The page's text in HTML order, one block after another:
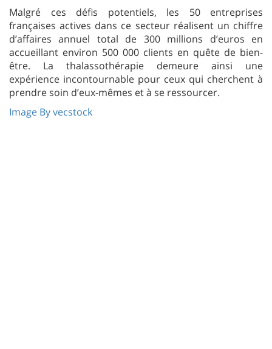
Malgré ces défis potentiels, les 50 entreprises
françaises actives dans ce secteur réalisent un chiffre
d’affaires annuel total de 300 millions d’euros en
accueillant environ 500 000 clients en quête de bien-
être. La thalassothérapie demeure ainsi une
expérience incontournable pour ceux qui cherchent à
prendre soin d’eux-mêmes et à se ressourcer.
Image By vecstock